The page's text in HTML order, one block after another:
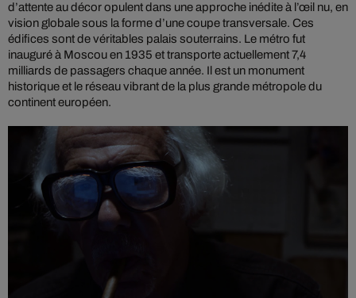
d’attente au décor opulent dans une approche inédite à l’œil nu, en
vision globale sous la forme d’une coupe transversale. Ces
édifices sont de véritables palais souterrains. Le métro fut
inauguré à Moscou en 1935 et transporte actuellement 7,4
milliards de passagers chaque année. Il est un monument
historique et le réseau vibrant de la plus grande métropole du
continent européen.